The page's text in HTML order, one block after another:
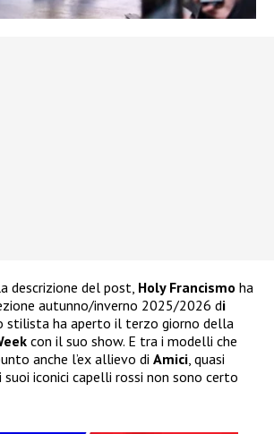
descrizione del post, Holy Francismo ha
autunno/inverno 2025/2026 di
stilista ha aperto il terzo giorno della
con il suo show. E tra i modelli che
anche l’ex allievo di Amici, quasi
suoi iconici capelli rossi non sono certo